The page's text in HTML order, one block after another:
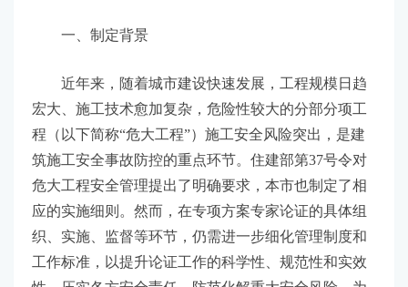
一、制定背景
近年来，随着城市建设快速发展，工程规模日趋
宏大、施工技术愈加复杂，危险性较大的分部分项工
程（以下简称“危大工程”）施工安全风险突出，是建
筑施工安全事故防控的重点环节。住建部第37号令对
危大工程安全管理提出了明确要求，本市也制定了相
应的实施细则。然而，在专项方案专家论证的具体组
织、实施、监督等环节，仍需进一步细化管理制度和
工作标准，以提升论证工作的科学性、规范性和实效